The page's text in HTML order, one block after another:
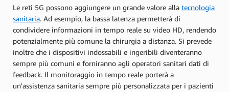
Le reti 5G possono aggiungere un grande valore alla tecnologia
sanitaria. Ad esempio, la bassa latenza permetterà di
condividere informazioni in tempo reale su video HD, rendendo
potenzialmente più comune la chirurgia a distanza. Si prevede
inoltre che i dispositivi indossabili e ingeribili diventeranno
sempre più comuni e forniranno agli operatori sanitari dati di
feedback. Il monitoraggio in tempo reale porterà a
un'assistenza sanitaria sempre più personalizzata per i pazienti